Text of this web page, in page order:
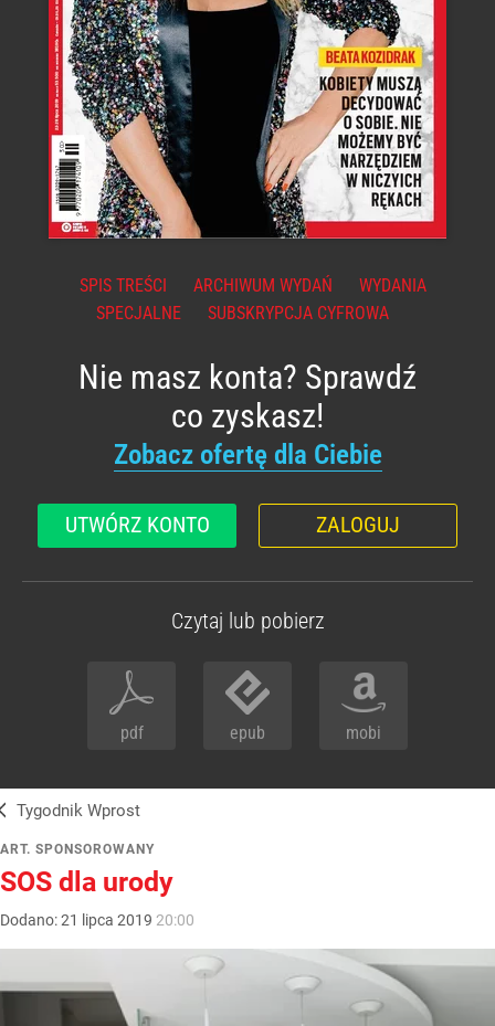
SPIS TREŚCI ARCHIWUM WYDAŃ
WYDANIA
SPECJALNE
SUBSKRYPCJA CYFROWA
Nie masz konta? Sprawdź
co zyskasz!
Zobacz ofertę dla Ciebie
UTWÓRZ KONTO ZALOGUJ
Czytaj lub pobierz
pdf epub mobi
Tygodnik Wprost
ART. SPONSOROWANY
SOS dla urody
Dodano:21 lipca 2019 20:00